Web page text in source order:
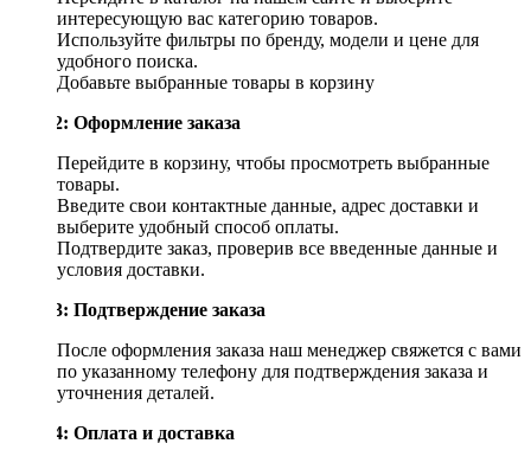
интересующую вас категорию товаров.
Используйте фильтры по бренду, модели и цене для
удобного поиска.
Добавьте выбранные товары в корзину
Шаг 2: Оформление заказа
Перейдите в корзину, чтобы просмотреть выбранные
товары.
Введите свои контактные данные, адрес доставки и
выберите удобный способ оплаты.
Подтвердите заказ, проверив все введенные данные и
условия доставки.
Шаг 3: Подтверждение заказа
После оформления заказа наш менеджер свяжется с вами
по указанному телефону для подтверждения заказа и
уточнения деталей.
Шаг 4: Оплата и доставка